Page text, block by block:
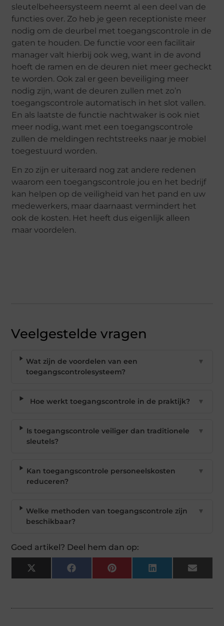
sleutelbeheersysteem neemt al een deel van de
functies over. Zo heb je geen receptioniste meer
nodig om de deurbel met toegangscontrole in de
gaten te houden. De functie voor een facilitair
manager valt hierbij ook weg, want in de avond
hoeft de ramen en de deuren niet meer gecheckt
te worden. Ook zal er geen beveiliging meer
nodig zijn, want de deuren zullen met zo’n
toegangscontrole automatisch in het slot vallen.
En als laatste de functie nachtwaker is ook niet
meer nodig, want met een toegangscontrole
zullen de meldingen rechtstreeks naar je mobiel
toegestuurd worden.
En zo zijn er uiteraard nog zat andere redenen
waarom een toegangscontrole jou en het bedrijf
kan helpen op de veiligheid van het pand en uw
medewerkers, maar daarnaast vermindert het
ook de kosten. Het heeft dus eigenlijk alleen
maar voordelen.
Veelgestelde vragen
Wat zijn de voordelen van een
toegangscontrolesysteem?
▼
Hoe werkt toegangscontrole in de praktijk? ▼
Is toegangscontrole veiliger dan traditionele
sleutels?
▼
Kan toegangscontrole personeelskosten
reduceren?
▼
Welke methoden van toegangscontrole zijn
beschikbaar?
▼
Goed artikel? Deel hem dan op:
X
(Twitter)
Facebook Pinterest LinkedIn Email